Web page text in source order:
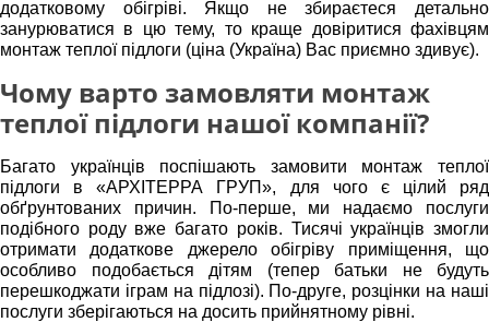
додатковому обігріві. Якщо не збираєтеся детально
занурюватися в цю тему, то краще довіритися фахівцям
монтаж теплої підлоги (ціна (Україна) Вас приємно здивує).
Чому варто замовляти монтаж
теплої підлоги нашої компанії?
Багато українців поспішають замовити монтаж теплої
підлоги в «АРХІТЕРРА ГРУП», для чого є цілий ряд
обґрунтованих причин. По-перше, ми надаємо послуги
подібного роду вже багато років. Тисячі українців змогли
отримати додаткове джерело обігріву приміщення, що
особливо подобається дітям (тепер батьки не будуть
перешкоджати іграм на підлозі). По-друге, розцінки на наші
послуги зберігаються на досить прийнятному рівні.